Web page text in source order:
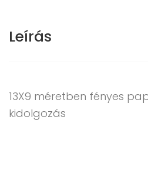
Leírás
13X9 méretben fényes
kidolgozás